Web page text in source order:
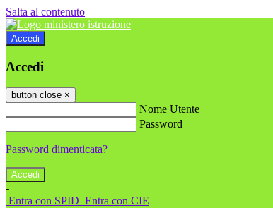
Salta al contenuto
Accedi
Accedi
button close ×
Nome Utente
Password
Password dimenticata?
-
Entra con SPID Entra con CIE